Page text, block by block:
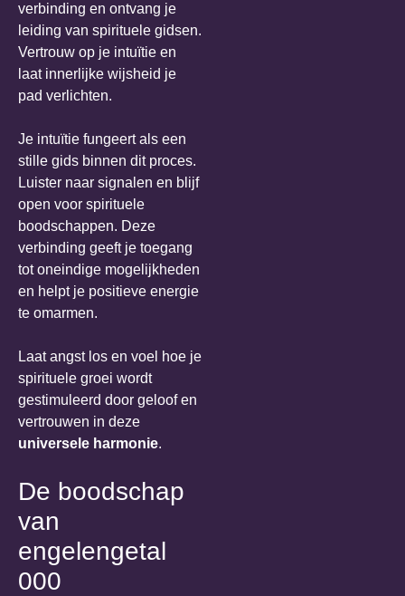
verbinding en ontvang je
leiding van spirituele gidsen.
Vertrouw op je intuïtie en
laat innerlijke wijsheid je
pad verlichten.
Je intuïtie fungeert als een
stille gids binnen dit proces.
Luister naar signalen en blijf
open voor spirituele
boodschappen. Deze
verbinding geeft je toegang
tot oneindige mogelijkheden
en helpt je positieve energie
te omarmen.
Laat angst los en voel hoe je
spirituele groei wordt
gestimuleerd door geloof en
vertrouwen in deze
universele harmonie.
De boodschap
van
engelengetal
000